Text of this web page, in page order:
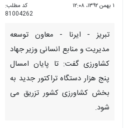
۱ بهمن ۱۳۹۲، ۱۲:۰۸
کد مطلب:
81004262
تبریز - ایرنا - معاون توسعه
مدیریت و منابع انسانی وزیر جهاد
كشاورزی گفت: تا پایان امسال
پنج هزار دستگاه تراكتور جدید به
بخش كشاورزی كشور تزریق می
شود.